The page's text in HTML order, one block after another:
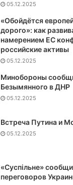
05.12.2025
«Обойдётся
дорого»: как
намерением ЕС
российские активы
05.12.2025
Минобороны
Безымянного в ДНР
05.12.2025
Встреча Путина и
05.12.2025
«Суспiльне»
переговоров